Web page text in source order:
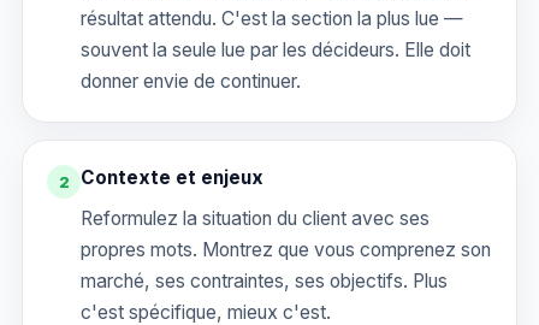
résultat attendu. C'est la section la plus lue —
souvent la seule lue par les décideurs. Elle doit
donner envie de continuer.
2
Contexte et enjeux
Reformulez la situation du client avec ses
propres mots. Montrez que vous comprenez son
marché, ses contraintes, ses objectifs. Plus
c'est spécifique, mieux c'est.